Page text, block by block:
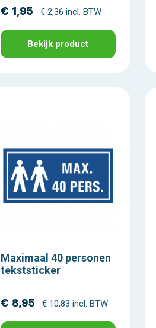
€ 1,95 € 2,36 incl. BTW
Bekijk product
Maximaal 40 personen
tekststicker
€ 8,95 € 10,83 incl. BTW